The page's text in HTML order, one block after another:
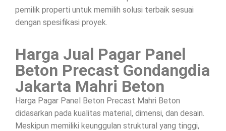
pemilik properti untuk memilih solusi terbaik sesuai
dengan spesifikasi proyek.
Harga Jual Pagar Panel
Beton Precast Gondangdia
Jakarta Mahri Beton
Harga Pagar Panel Beton Precast Mahri Beton
didasarkan pada kualitas material, dimensi, dan desain.
Meskipun memiliki keunggulan struktural yang tinggi,